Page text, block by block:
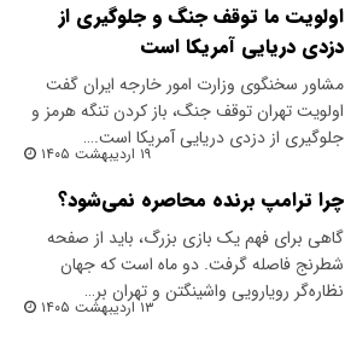
اولویت ما توقف جنگ و جلوگیری از
دزدی دریایی آمریکا است
​مشاور سخنگوی وزارت امور خارجه ایران گفت
اولویت تهران توقف جنگ، باز کردن تنگه هرمز و
جلوگیری از دزدی دریایی آمریکا است.…
۱۹ اردیبهشت ۱۴۰۵
‌چرا ترامپ برنده محاصره نمی‌شود؟
‌گاهی برای فهم یک بازی بزرگ، باید از صفحه
شطرنج فاصله گرفت. دو ماه است که جهان
نظاره‌گر رویارویی واشینگتن و تهران بر…
۱۳ اردیبهشت ۱۴۰۵